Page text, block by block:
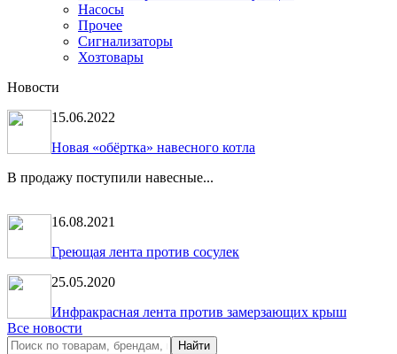
Насосы
Прочее
Сигнализаторы
Хозтовары
Новости
15.06.2022
Новая «обёртка» навесного котла
В продажу поступили навесные...
16.08.2021
Греющая лента против сосулек
25.05.2020
Инфракрасная лента против замерзающих крыш
Все новости